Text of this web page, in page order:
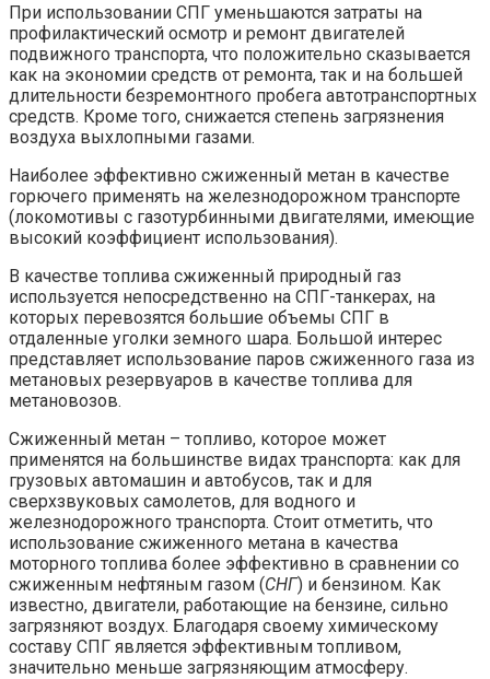
При использовании СПГ уменьшаются затраты на
профилактический осмотр и ремонт двигателей
подвижного транспорта, что положительно сказывается
как на экономии средств от ремонта, так и на большей
длительности безремонтного пробега автотранспортных
средств. Кроме того, снижается степень загрязнения
воздуха выхлопными газами.
Наиболее эффективно сжиженный метан в качестве
горючего применять на железнодорожном транспорте
(локомотивы с газотурбинными двигателями, имеющие
высокий коэффициент использования).
В качестве топлива сжиженный природный газ
используется непосредственно на СПГ-танкерах, на
которых перевозятся большие объемы СПГ в
отдаленные уголки земного шара. Большой интерес
представляет использование паров сжиженного газа из
метановых резервуаров в качестве топлива для
метановозов.
Сжиженный метан – топливо, которое может
применятся на большинстве видах транспорта: как для
грузовых автомашин и автобусов, так и для
сверхзвуковых самолетов, для водного и
железнодорожного транспорта. Стоит отметить, что
использование сжиженного метана в качества
моторного топлива более эффективно в сравнении со
сжиженным нефтяным газом (СНГ) и бензином. Как
известно, двигатели, работающие на бензине, сильно
загрязняют воздух. Благодаря своему химическому
составу СПГ является эффективным топливом,
значительно меньше загрязняющим атмосферу.